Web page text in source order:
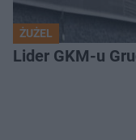
ŻUŻEL
Lider GKM-u